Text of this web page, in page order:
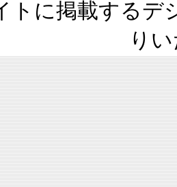
トに掲載するデ
り